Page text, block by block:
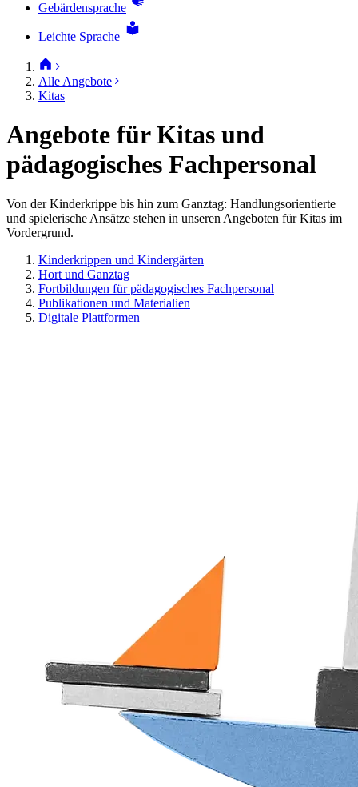
Gebärdensprache
Leichte Sprache
Alle Angebote
Kitas
Angebote für Kitas und
pädagogisches Fachpersonal
Von der Kinderkrippe bis hin zum Ganztag: Handlungsorientierte
und spielerische Ansätze stehen in unseren Angeboten für Kitas im
Vordergrund.
Kinderkrippen und Kindergärten
Hort und Ganztag
Fortbildungen für pädagogisches Fachpersonal
Publikationen und Materialien
Digitale Plattformen